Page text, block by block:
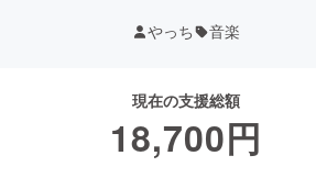
やっち 音楽
現在の支援総額
18,700円